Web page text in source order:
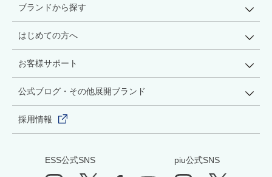
ブランドから探す
はじめての方へ
お客様サポート
公式ブログ・その他展開ブランド
採用情報
ESS公式SNS piu公式SNS